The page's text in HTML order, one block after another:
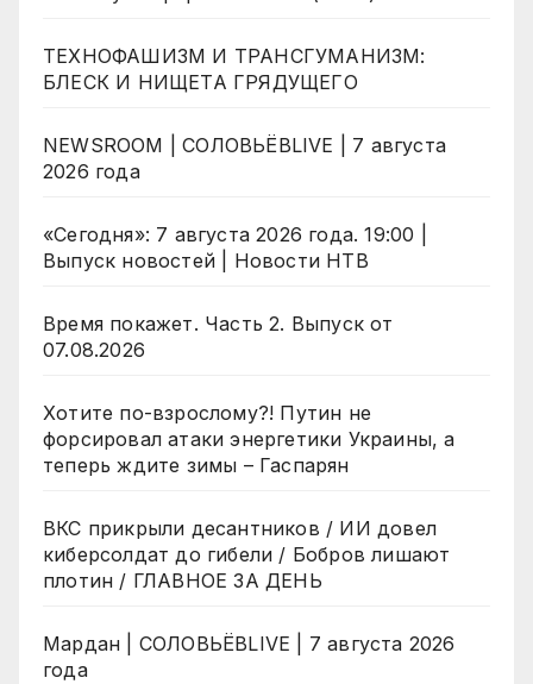
ТЕХНОФАШИЗМ И ТРАНСГУМАНИЗМ:
БЛЕСК И НИЩЕТА ГРЯДУЩЕГО
NEWSROOM | СОЛОВЬЁВLIVE | 7 августа
2026 года
«Сегодня»: 7 августа 2026 года. 19:00 |
Выпуск новостей | Новости НТВ
Время покажет. Часть 2. Выпуск от
07.08.2026
Хотите по-взрослому?! Путин не
форсировал атаки энергетики Украины, а
теперь ждите зимы – Гаспарян
ВКС прикрыли десантников / ИИ довел
киберсолдат до гибели / Бобров лишают
плотин / ГЛАВНОЕ ЗА ДЕНЬ
Мардан | СОЛОВЬЁВLIVE | 7 августа 2026
года